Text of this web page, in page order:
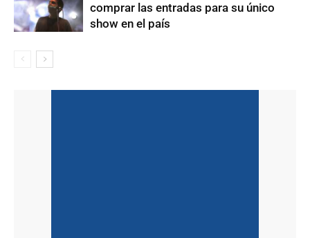
comprar las entradas para su único
show en el país